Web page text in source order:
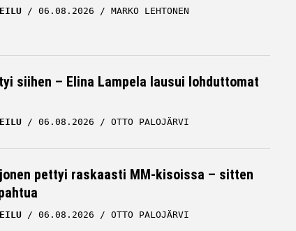
06.08.2026 MARKO LEHTONEN
siihen – Elina Lampela lausui lohduttomat
06.08.2026 OTTO PALOJÄRVI
pettyi raskaasti MM-kisoissa – sitten
06.08.2026 OTTO PALOJÄRVI